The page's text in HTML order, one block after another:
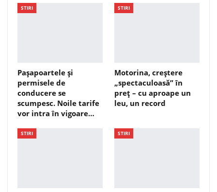
STIRI
Pașapoartele și
permisele de
conducere se
scumpesc. Noile tarife
vor intra în vigoare…
STIRI
Motorina, creștere
„spectaculoasă” în
preț – cu aproape un
leu, un record
STIRI STIRI